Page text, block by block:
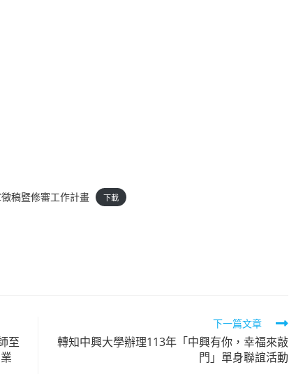
稿暨修審工作計畫 下載
至
下一篇文章
轉知中興大學辦理113年「中興有你，幸福來敲
門」單身聯誼活動